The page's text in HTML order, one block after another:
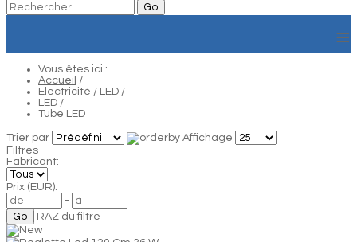
≡
Vous êtes ici :
Accueil /
Electricité / LED /
LED /
Tube LED
Trier par
Affichage
Filtres
Fabricant:
Prix (EUR):
-
RAZ du filtre